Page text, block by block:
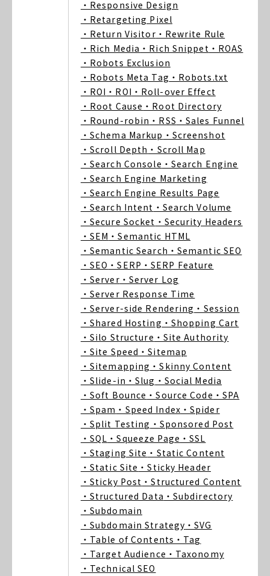
・Responsive Design
・Retargeting Pixel
・Return Visitor ・Rewrite Rule
・Rich Media ・Rich Snippet ・ROAS
・Robots Exclusion
・Robots Meta Tag ・Robots.txt
・ROI ・ROI ・Roll-over Effect
・Root Cause ・Root Directory
・Round-robin ・RSS ・Sales Funnel
・Schema Markup ・Screenshot
・Scroll Depth ・Scroll Map
・Search Console ・Search Engine
・Search Engine Marketing
・Search Engine Results Page
・Search Intent ・Search Volume
・Secure Socket ・Security Headers
・SEM ・Semantic HTML
・Semantic Search ・Semantic SEO
・SEO ・SERP ・SERP Feature
・Server ・Server Log
・Server Response Time
・Server-side Rendering ・Session
・Shared Hosting ・Shopping Cart
・Silo Structure ・Site Authority
・Site Speed ・Sitemap
・Sitemapping ・Skinny Content
・Slide-in ・Slug ・Social Media
・Soft Bounce ・Source Code ・SPA
・Spam ・Speed Index ・Spider
・Split Testing ・Sponsored Post
・SQL ・Squeeze Page ・SSL
・Staging Site ・Static Content
・Static Site ・Sticky Header
・Sticky Post ・Structured Content
・Structured Data ・Subdirectory
・Subdomain
・Subdomain Strategy ・SVG
・Table of Contents ・Tag
・Target Audience ・Taxonomy
・Technical SEO